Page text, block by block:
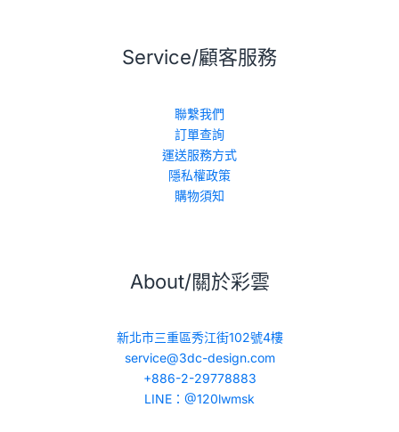
Service/顧客服務
聯繫我們
訂單查詢
運送服務方式
隱私權政策
購物須知
About/關於彩雲
新北市三重區秀江街102號4樓
service@3dc-design.com
+886-2-29778883
LINE：@120lwmsk